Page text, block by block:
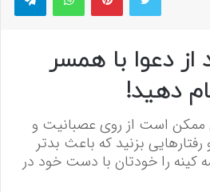
از دعوا با همسر
دهید!
ممکن است از روی عصبانیت و
بزنید که باعث بدتر
را خودتان با دست خود در